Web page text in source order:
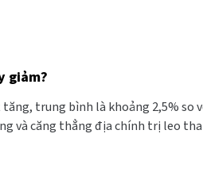
giảm?
trung bình là khoảng 2,5% so
và căng thẳng địa chính trị leo